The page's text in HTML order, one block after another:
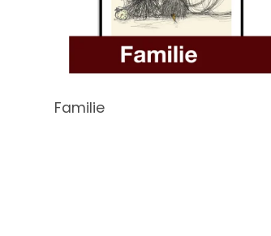
Familie